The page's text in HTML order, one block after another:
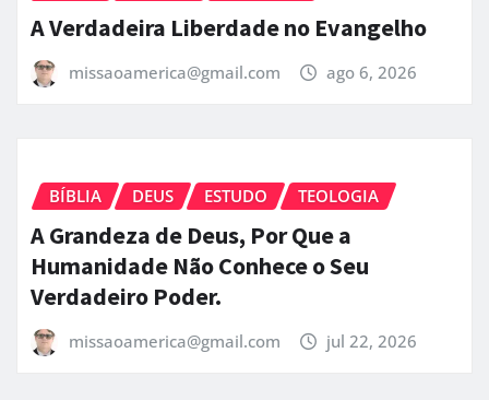
A Verdadeira Liberdade no Evangelho
missaoamerica@gmail.com ago 6, 2026
BÍBLIA DEUS ESTUDO TEOLOGIA
A Grandeza de Deus, Por Que a
Humanidade Não Conhece o Seu
Verdadeiro Poder.
missaoamerica@gmail.com jul 22, 2026